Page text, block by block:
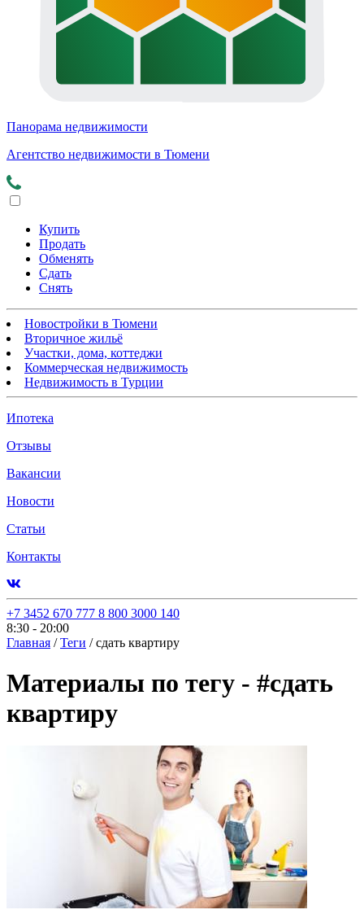
Панорама недвижимости
Агентство недвижимости в Тюмени
Купить
Продать
Обменять
Сдать
Снять
Новостройки в Тюмени
Вторичное жильё
Участки, дома, коттеджи
Коммерческая недвижимость
Недвижимость в Турции
Ипотека
Отзывы
Вакансии
Новости
Статьи
Контакты
+7 3452 670 777 8 800 3000 140
8:30 - 20:00
Главная / Теги / сдать квартиру
Материалы по тегу - #сдать
квартиру